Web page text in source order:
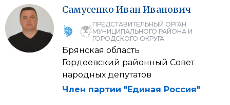
Самусенко ИванИванович
ПРЕДСТАВИТЕЛЬНЫЙ ОРГАН
МУНИЦИПАЛЬНОГО РАЙОНА И
ГОРОДСКОГО ОКРУГА
Брянская область
Гордеевский районный Совет
народных депутатов
Член партии "Единая Россия"